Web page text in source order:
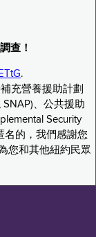
查！
.
充營養援助計劃
SNAP)、公共援助
Security
名的，我們感謝您
您和其他紐約民眾